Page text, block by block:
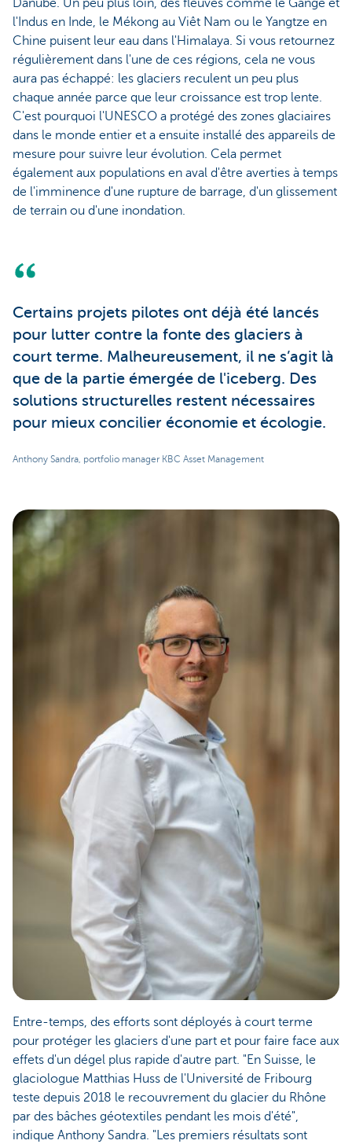
Danube. Un peu plus loin, des fleuves comme le Gange et
l'Indus en Inde, le Mékong au Viêt Nam ou le Yangtze en
Chine puisent leur eau dans l'Himalaya. Si vous retournez
régulièrement dans l'une de ces régions, cela ne vous
aura pas échappé: les glaciers reculent un peu plus
chaque année parce que leur croissance est trop lente.
C'est pourquoi l'UNESCO a protégé des zones glaciaires
dans le monde entier et a ensuite installé des appareils de
mesure pour suivre leur évolution. Cela permet
également aux populations en aval d'être averties à temps
de l'imminence d'une rupture de barrage, d'un glissement
de terrain ou d'une inondation.
Certains projets pilotes ont déjà été lancés
pour lutter contre la fonte des glaciers à
court terme. Malheureusement, il ne s’agit là
que de la partie émergée de l'iceberg. Des
solutions structurelles restent nécessaires
pour mieux concilier économie et écologie.
Anthony Sandra, portfolio manager KBC Asset Management
Entre-temps, des efforts sont déployés à court terme
pour protéger les glaciers d'une part et pour faire face aux
effets d'un dégel plus rapide d'autre part. "En Suisse, le
glaciologue Matthias Huss de l'Université de Fribourg
teste depuis 2018 le recouvrement du glacier du Rhône
par des bâches géotextiles pendant les mois d'été",
indique Anthony Sandra. "Les premiers résultats sont